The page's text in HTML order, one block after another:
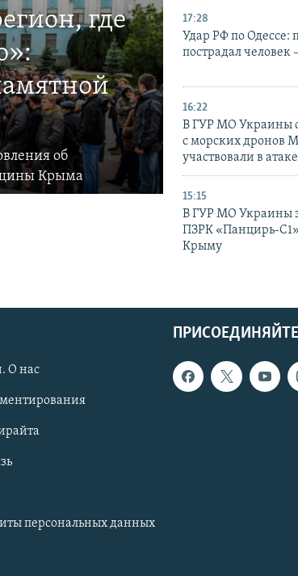
где
об
Крыма
17:28
Удар РФ по Одессе:
пострадал человек
16:22
В ГУР МО Украины
с морских дронов
участвовали в
15:15
В ГУР МО Украины
ПЗРК «Панцирь-
Крыму
О нас
персональных данных